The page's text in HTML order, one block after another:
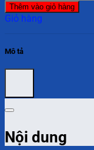
Thêm vào giỏ hàng
Giỏ hàng
Mô tả
Nội dung